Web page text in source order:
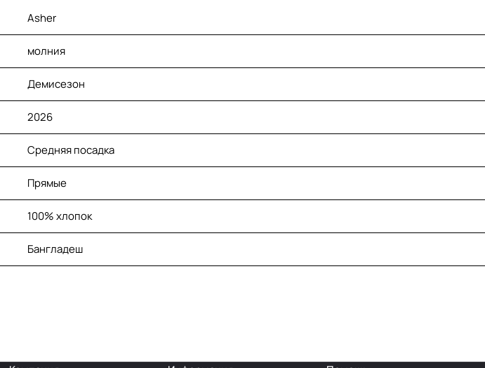
Asher
молния
Демисезон
2026
Средняя посадка
Прямые
100% хлопок
Бангладеш